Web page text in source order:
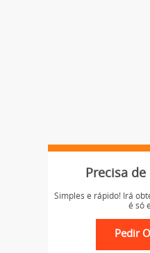
Precisa
Simples e rápido! Irá
é só